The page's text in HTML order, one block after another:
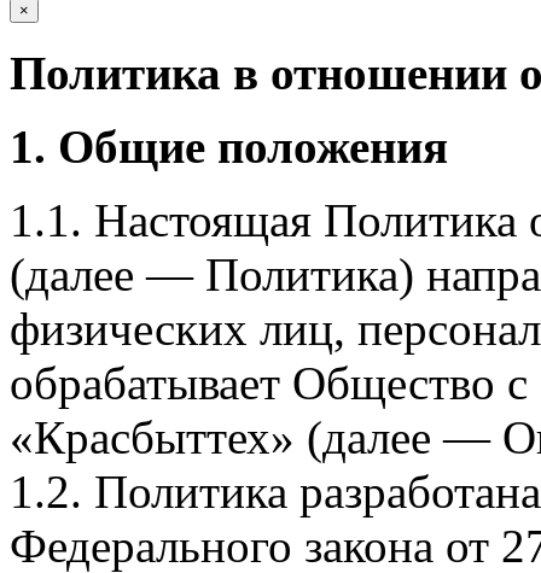
×
Политика в отношении
1. Общие положения
1.1. Настоящая Политика
(далее — Политика)
физических лиц,
обрабатывает Общество
«Красбыттех» (далее —
1.2. Политика
Федерального закона